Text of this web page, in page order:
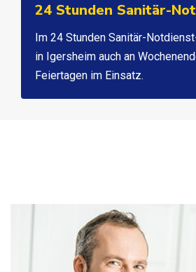
24 Stunden Sanitär-
Im 24 Stunden Sanitär-
in Igersheim auch an
Feiertagen im Einsatz.